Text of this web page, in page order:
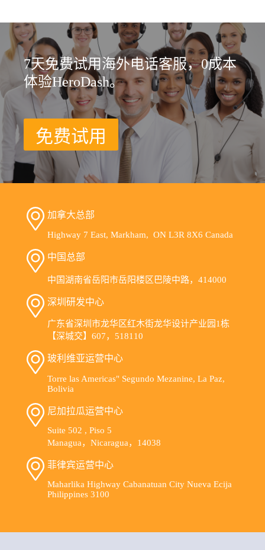
7天免费试用海外电话客服，0成本
体验HeroDash。
免费试用
加拿大总部
Highway 7 East, Markham, ON L3R 8X6 Canada
中国总部
中国湖南省岳阳市岳阳楼区巴陵中路，414000
深圳研发中心
广东省深圳市龙华区红木街龙华设计产业园1栋
【深城交】607，518110
玻利维亚运营中心
Torre las Americas" Segundo Mezanine, La Paz,
Bolivia
尼加拉瓜运营中心
Suite 502 , Piso 5
Managua，Nicaragua，14038
菲律宾运营中心
Maharlika Highway Cabanatuan City Nueva Ecija
Philippines 3100